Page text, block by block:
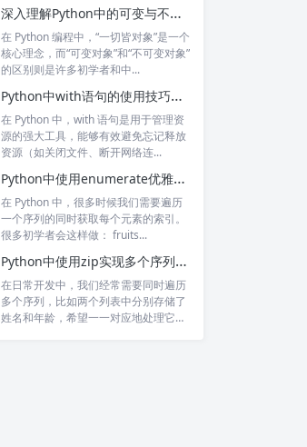
深入理解Python中的可变与不可变对象
在 Python 编程中，“一切皆对象”是一个
核心理念，而“可变对象”和“不可变对象”
的区别则是许多初学者和中...
Python中with语句的使用技巧与上下文管理器原理解析
在 Python 中，with 语句是用于管理资
源的强大工具，能够有效避免忘记释放
资源（如关闭文件、断开网络连...
Python中使用enumerate优雅地遍历序列及索引
在 Python 中，很多时候我们需要遍历
一个序列的同时获取每个元素的索引。
很多初学者会这样做： fruits...
Python中使用zip实现多个序列的同步遍历
在日常开发中，我们经常需要同时遍历
多个序列，比如两个列表中分别存储了
姓名和年龄，希望一一对应地处理它